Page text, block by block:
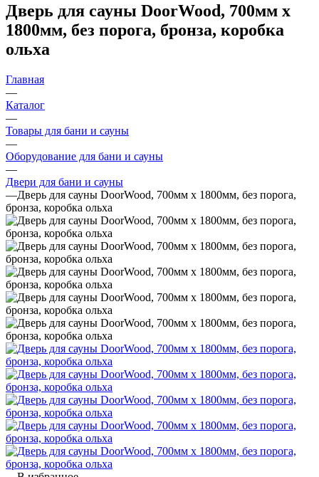
Дверь для сауны DoorWood, 700мм х
1800мм, без порога, бронза, коробка
ольха
Главная
—
Каталог
—
Товары для бани и сауны
—
Оборудование для бани и сауны
—
Двери для бани и сауны
—Дверь для сауны DoorWood, 700мм х 1800мм, без порога,
бронза, коробка ольха